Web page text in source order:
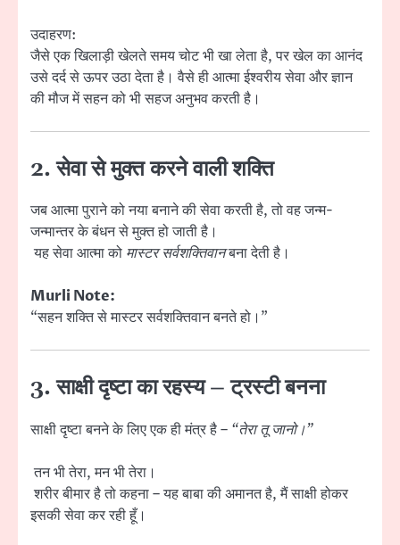
उदाहरण:
जैसे एक खिलाड़ी खेलते समय चोट भी खा लेता है, पर खेल का आनंद
उसे दर्द से ऊपर उठा देता है। वैसे ही आत्मा ईश्वरीय सेवा और ज्ञान
की मौज में सहन को भी सहज अनुभव करती है।
2. सेवा से मुक्त करने वाली शक्ति
जब आत्मा पुराने को नया बनाने की सेवा करती है, तो वह जन्म-
जन्मान्तर के बंधन से मुक्त हो जाती है।
यह सेवा आत्मा को मास्टर सर्वशक्तिवानबना देती है।
Murli Note:
“सहन शक्ति से मास्टर सर्वशक्तिवान बनते हो।”
3. साक्षी दृष्टा का रहस्य – ट्रस्टी बनना
साक्षी दृष्टा बनने के लिए एक ही मंत्र है – “तेरा तू जानो।”
तन भी तेरा, मन भी तेरा।
शरीर बीमार है तो कहना – यह बाबा की अमानत है, मैं साक्षी होकर
इसकी सेवा कर रही हूँ।